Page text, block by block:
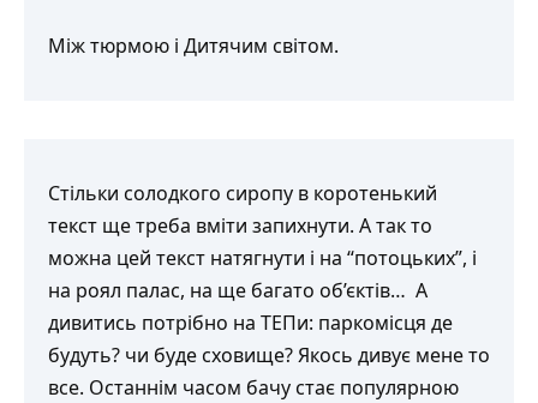
Між тюрмою і Дитячим світом.
Стільки солодкого сиропу в коротенький
текст ще треба вміти запихнути. А так то
можна цей текст натягнути і на “потоцьких”, і
на роял палас, на ще багато об’єктів… А
дивитись потрібно на ТЕПи: паркомісця де
будуть? чи буде сховище? Якось дивує мене то
все. Останнім часом бачу стає популярною